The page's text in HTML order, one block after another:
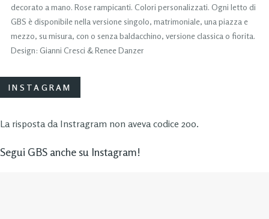
decorato a mano. Rose rampicanti. Colori personalizzati. Ogni letto di
GBS è disponibile nella versione singolo, matrimoniale, una piazza e
mezzo, su misura, con o senza baldacchino, versione classica o fiorita.
Design: Gianni Cresci & Renee Danzer
INSTAGRAM
La risposta da Instragram non aveva codice 200.
Segui GBS anche su Instagram!